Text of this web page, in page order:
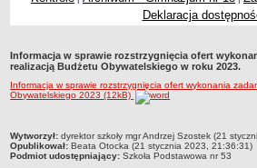
PRZEDSZKOLA
Przedszkola Miejskie
Zlikwidowane gimnazja
Przekształcone szkoły i placówki
SPECJALNE OŚRODKI SZKOLNO-WYCHOWAWCZE
Specjalny Ośrodek nr 1
Deklaracja
Informacja w sprawie rozstrzygnięcia ofert
realizacją Budżetu Obywatelskiego w roku 2023.
Informacja w sprawie rozstrzygnięcia ofert wykonania
Obywatelskiego 2023 (12kB)
metryczka
Wytworzył: dyrektor szkoły mgr Andrzej Szostek (21
Opublikował: Beata Otocka (21 stycznia 2023, 21:36:31)
Podmiot udostępniający: Szkoła Podstawowa nr 53